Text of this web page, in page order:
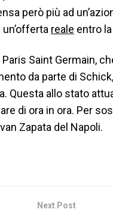
però più ad
reale entro
Saint Germain,
da parte di
Questa allo stato
di ora in ora. Per
Zapata del Napoli.
Next Post